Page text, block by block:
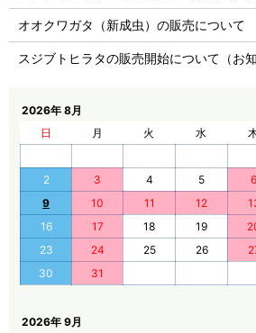
オオクワガタ（新成虫）の販売について
スジブトヒラタの販売開始について（お知
2026年 8月
日
月 火 水
2
3 4 5 6
9
10 11 12
16
17 18 19
23
24 25 26
30
31
2026年 9月